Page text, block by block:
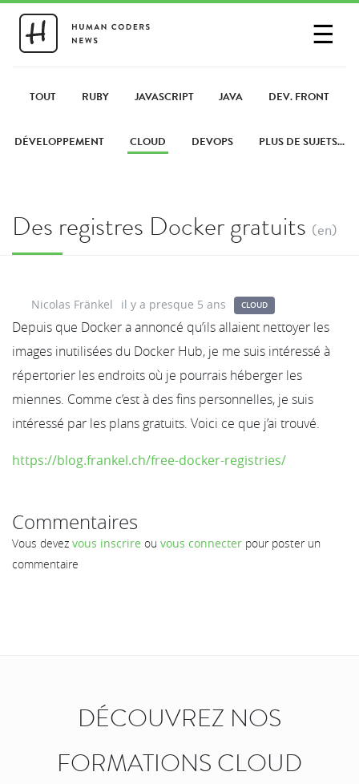
☰
PARTAGER UN LIEN
TOUT RUBY JAVASCRIPT JAVA DEV. FRONT
DÉVELOPPEMENT CLOUD DEVOPS PLUS DE SUJETS...
Des registres Docker gratuits (en)
Nicolas Fränkel il y a presque 5 ans CLOUD
Depuis que Docker a annoncé qu’ils allaient nettoyer les
images inutilisées du Docker Hub, je me suis intéressé à
répertorier les endroits où je pourrais héberger les
miennes. Comme c’est à des fins personnelles, je suis
intéressé par les plans gratuits. Voici ce que j’ai trouvé.
https://blog.frankel.ch/free-docker-registries/
Commentaires
Vous devez vous inscrire ou vous connecter pour poster un
commentaire
DÉCOUVREZ NOS
FORMATIONS CLOUD